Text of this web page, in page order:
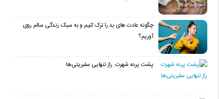
چگونه عادت‌ های بد را ترک کنیم و به سبک زندگی سالم روی
آوریم؟
پشت پرده شهرت: راز تنهایی سلبریتی‌ها